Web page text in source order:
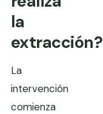
la
extracción?
La
intervención
comienza